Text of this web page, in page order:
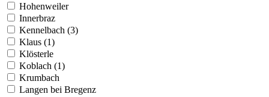
Hohenweiler
Innerbraz
Kennelbach (3)
Klaus (1)
Klösterle
Koblach (1)
Krumbach
Langen bei Bregenz